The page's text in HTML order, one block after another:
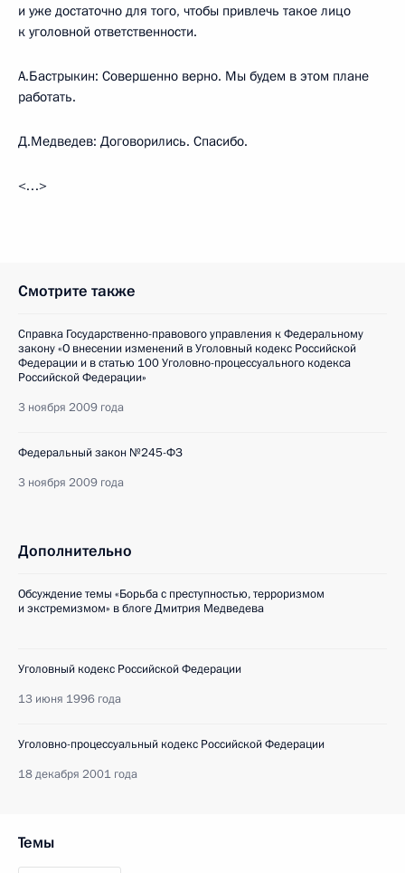
и уже достаточно для того, чтобы привлечь такое лицо
к уголовной ответственности.
А.Бастрыкин: Совершенно верно. Мы будем в этом плане
работать.
Д.Медведев: Договорились. Спасибо.
<…>
Смотрите также
Справка Государственно-правового управления к Федеральному
закону «О внесении изменений в Уголовный кодекс Российской
Федерации и в статью 100 Уголовно-процессуального кодекса
Российской Федерации»
3 ноября 2009 года
Федеральный закон №245-ФЗ
3 ноября 2009 года
Дополнительно
Обсуждение темы «Борьба с преступностью, терроризмом
и экстремизмом» в блоге Дмитрия Медведева
Уголовный кодекс Российской Федерации
13 июня 1996 года
Уголовно-процессуальный кодекс Российской Федерации
18 декабря 2001 года
Темы